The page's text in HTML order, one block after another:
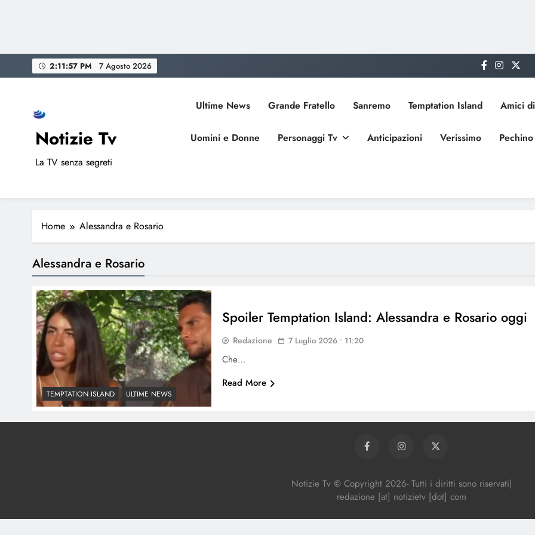
to
2:11:57 PM 7 Agosto 2026
Notizie Tv
La TV senza segreti
Ultime News Grande Fratello Sanremo Temptation Island Amici
Uomini e Donne Personaggi Tv Anticipazioni Verissimo
Home Alessandra e Rosario
Alessandra e Rosario
TEMPTATION ISLAND ULTIME NEWS
Spoiler Temptation Island: Alessandra e Rosario oggi
Redazione 7 Luglio 2026 • 11:20
Che…
Read More
Notizie Tv ©Copyright2026- Tutti i diritti sono riservati|
redazione [at] notizietv [dot] com